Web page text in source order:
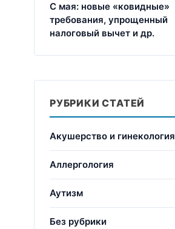
С мая: новые «ковидные»
требования, упрощенный
налоговый вычет и др.
РУБРИКИ СТАТЕЙ
Акушерство и гинекология
Аллергология
Аутизм
Без рубрики